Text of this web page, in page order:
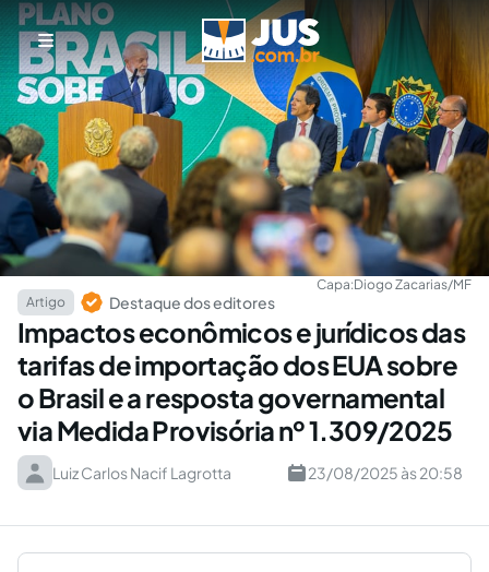
Capa:Diogo Zacarias/MF
Artigo
Destaque dos editores
Impactos econômicos e jurídicos das
tarifas de importação dos EUA sobre
o Brasil e a resposta governamental
via Medida Provisória nº 1.309/2025
Luiz Carlos Nacif Lagrotta 23/08/2025 às 20:58